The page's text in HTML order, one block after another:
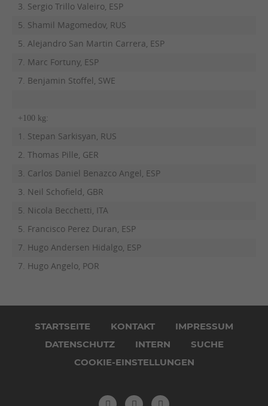
3. Sergio Trillo Valeiro, ESP
5. Shamil Magomedov, RUS
5. Alejandro San Martin Carrera, ESP
7. Marc Fortuny, ESP
7. Benjamin Stoffel, SWE
+100 kg:
1. Stepan Sarkisyan, RUS
2. Thomas Pille, GER
3. Carlos Daniel Benazco Angel, ESP
3. Neil Schofield, GBR
5. Nicola Becchetti, ITA
5. Francisco Perez Duran, ESP
7. Hugo Andersen Hidalgo, ESP
7. Hugo Angelo, POR
überspringen
STARTSEITE KONTAKT
IMPRESSUM
DATENSCHUTZ
INTERN
SUCHE
COOKIE-EINSTELLUNGEN